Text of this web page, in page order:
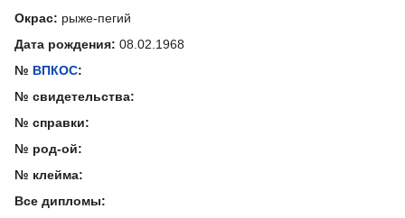
Окрас: рыже-пегий
Дата рождения: 08.02.1968
№ ВПКОС:
№ свидетельства:
№ справки:
№ род-ой:
№ клейма:
Все дипломы: